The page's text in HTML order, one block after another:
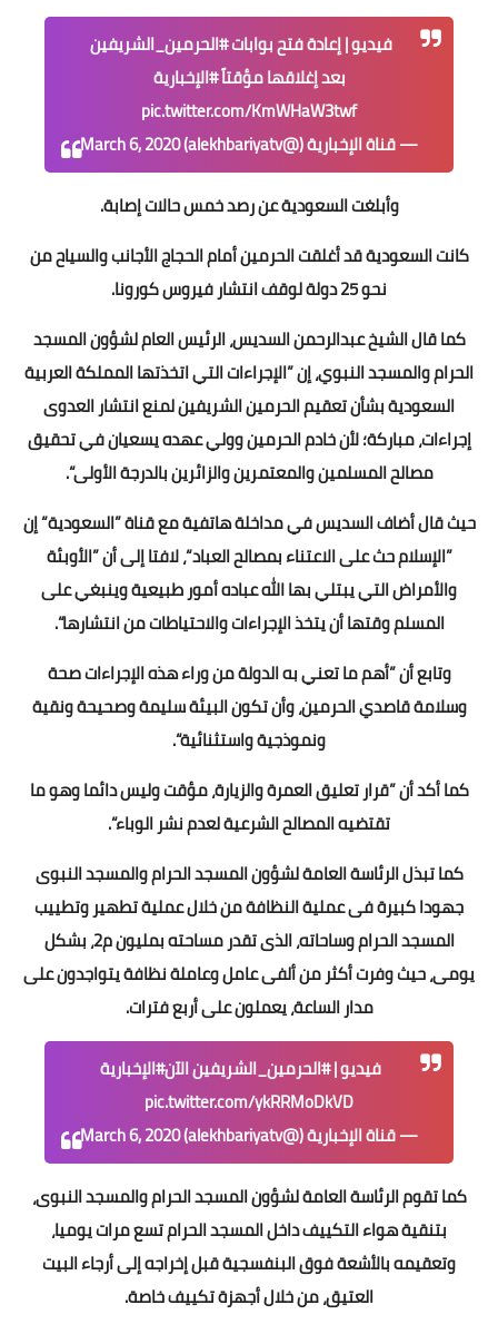
فيديو | إعادة فتح بوابات#الحرمين_الشريفين
بعد إغلاقها مؤقتاً#الإخبارية
pic.twitter.com/KmWHaW3twf
— قناة الإخبارية (@alekhbariyatv)
March 6, 2020
وأبلغت السعودية عن رصد خمس حالات إصابة.
كانت السعودية قد أغلقت الحرمين أمام الحجاج الأجانب والسياح من
نحو 25 دولة لوقف انتشار فيروس كورونا.
كما قال الشيخ عبدالرحمن السديس، الرئيس العام لشؤون المسجد
الحرام والمسجد النبوي، إن ”الإجراءات التي اتخذتها المملكة العربية
السعودية بشأن تعقيم الحرمين الشريفين لمنع انتشار العدوى
إجراءات، مباركة؛ لأن خادم الحرمين وولي عهده يسعيان في تحقيق
مصالح المسلمين والمعتمرين والزائرين بالدرجة الأولى“.
حيث قال أضاف السديس في مداخلة هاتفية مع قناة ”السعودية“ إن
”الإسلام حث على الاعتناء بمصالح العباد“، لافتا إلى أن ”الأوبئة
والأمراض التي يبتلي بها الله عباده أمور طبيعية وينبغي على
المسلم وقتها أن يتخذ الإجراءات والاحتياطات من انتشارها“.
وتابع أن ”أهم ما تعني به الدولة من وراء هذه الإجراءات صحة
وسلامة قاصدي الحرمين، وأن تكون البيئة سليمة وصحيحة ونقية
ونموذجية واستثنائية“.
كما أكد أن ”قرار تعليق العمرة والزيارة، مؤقت وليس دائما وهو ما
تقتضيه المصالح الشرعية لعدم نشر الوباء“.
كما تبذل الرئاسة العامة لشؤون المسجد الحرام والمسجد النبوى
جهودا كبيرة فى عملية النظافة من خلال عملية تطهير وتطييب
المسجد الحرام وساحاته، الذى تقدر مساحته بمليون م2، بشكل
يومى، حيث وفرت أكثر من ألفى عامل وعاملة نظافة يتواجدون على
مدار الساعة، يعملون على أربع فترات.
فيديو |#الحرمين_الشريفينالآن#الإخبارية
pic.twitter.com/ykRRMoDkVD
— قناة الإخبارية (@alekhbariyatv)
March 6, 2020
كما تقوم الرئاسة العامة لشؤون المسجد الحرام والمسجد النبوى،
بتنقية هواء التكييف داخل المسجد الحرام تسع مرات يوميا،
وتعقيمه بالأشعة فوق البنفسجية قبل إخراجه إلى أرجاء البيت
العتيق، من خلال أجهزة تكييف خاصة.